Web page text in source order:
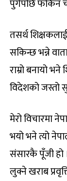
पुगेपछि फर्किन
तसर्थ
सकिन्छ भन्ने
राम्रो बनायो
विदेशको जस्तो
मेरो विचारमा
भयो भने त्यो
संसारकै पूँजी हो
लुक्ने खराब